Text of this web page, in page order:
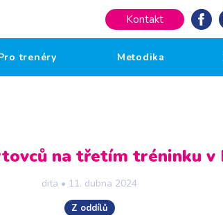
Kontakt
trenéry Metodika
na třetím tréninku v
dita • 11. dubna 2024
Z oddílů